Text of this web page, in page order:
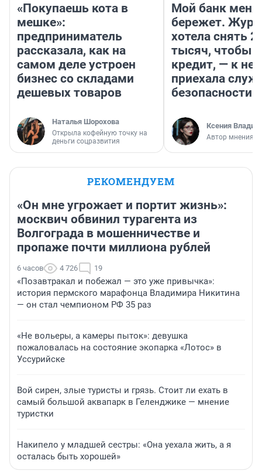
«Покупаешь кота в
мешке»:
предприниматель
рассказала, как на
самом деле устроен
бизнес со складами
дешевых товаров
Наталья Шорохова
Открыла кофейную точку на
деньги соцразвития
Мой банк меня
бережет.
хотела снять
тысяч, чтобы
кредит, — к
приехала
безопасности
Ксения
Автор мнения
РЕКОМЕНДУЕМ
«Он мне угрожает и портит жизнь»:
москвич обвинил турагента из
Волгограда в мошенничестве и
пропаже почти миллиона рублей
6 часов 4 726 19
«Позавтракал и побежал — это уже привычка»:
история пермского марафонца Владимира Никитина
— он стал чемпионом РФ 35 раз
«Не вольеры, а камеры пыток»: девушка
пожаловалась на состояние экопарка «Лотос» в
Уссурийске
Вой сирен, злые туристы и грязь. Стоит ли ехать в
самый большой аквапарк в Геленджике — мнение
туристки
Накипело у младшей сестры: «Она уехала жить, а я
осталась быть хорошей»